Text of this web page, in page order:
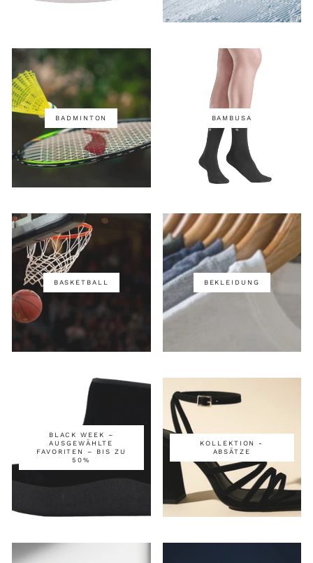
BADMINTON BAMBUSA
BASKETBALL BEKLEIDUNG
BLACK WEEK –
AUSGEWÄHLTE
FAVORITEN – BIS ZU
50%
KOLLEKTION -
ABSÄTZE